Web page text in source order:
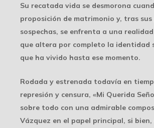
Su recatada vida se desmorona
proposición de matrimonio y, tras
sospechas, se enfrenta a una
que altera por completo la identidad
que ha vivido hasta ese momento.
Rodada y estrenada todavía en
represión y censura, «Mi Querida
sobre todo con una admirable
Vázquez en el papel principal, si bien,